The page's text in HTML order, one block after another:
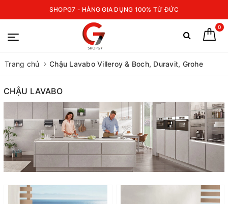
SHOPG7 - HÀNG GIA DỤNG 100% TỪ ĐỨC
0
Trang chủ Chậu Lavabo Villeroy & Boch, Duravit, Grohe
CHẬU LAVABO